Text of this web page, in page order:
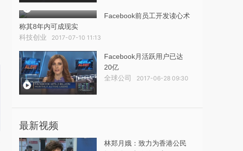
Facebook前员工开发读心术
称其8年内可成现实
科技创业 2017-07-10 11:13
Facebook月活跃用户已达
20亿
全球公司 2017-06-28 09:30
最新视频
林郑月娥：致力为香港公民